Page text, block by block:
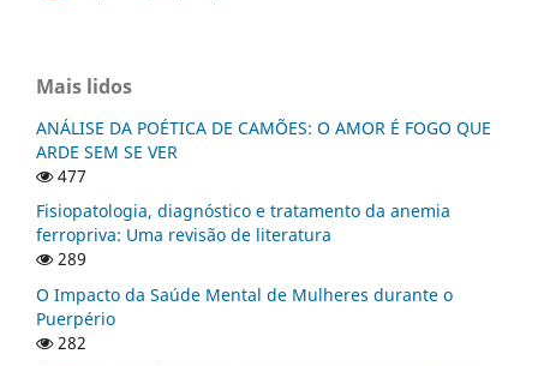
Mais lidos
ANÁLISE DA POÉTICA DE CAMÕES: O AMOR É FOGO QUE
ARDE SEM SE VER
477
Fisiopatologia, diagnóstico e tratamento da anemia
ferropriva: Uma revisão de literatura
289
O Impacto da Saúde Mental de Mulheres durante o
Puerpério
282